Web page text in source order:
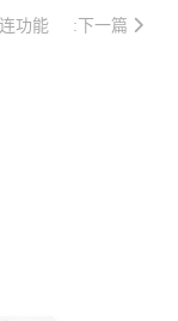
功能 :下一篇